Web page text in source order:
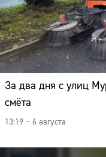
За два дня с улиц
смёта
13:19 – 6 августа